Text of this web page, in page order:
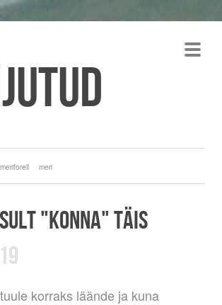
meriforell meri
"KONNA" TÄIS
korraks läände ja kuna